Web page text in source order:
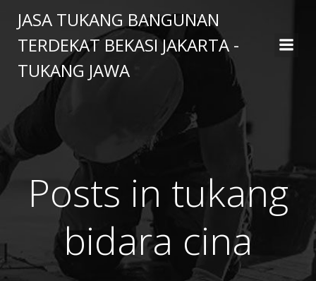
to
content
JASA TUKANG BANGUNAN
TERDEKAT BEKASI JAKARTA -
TUKANG JAWA
Posts in tukang
bidara cina